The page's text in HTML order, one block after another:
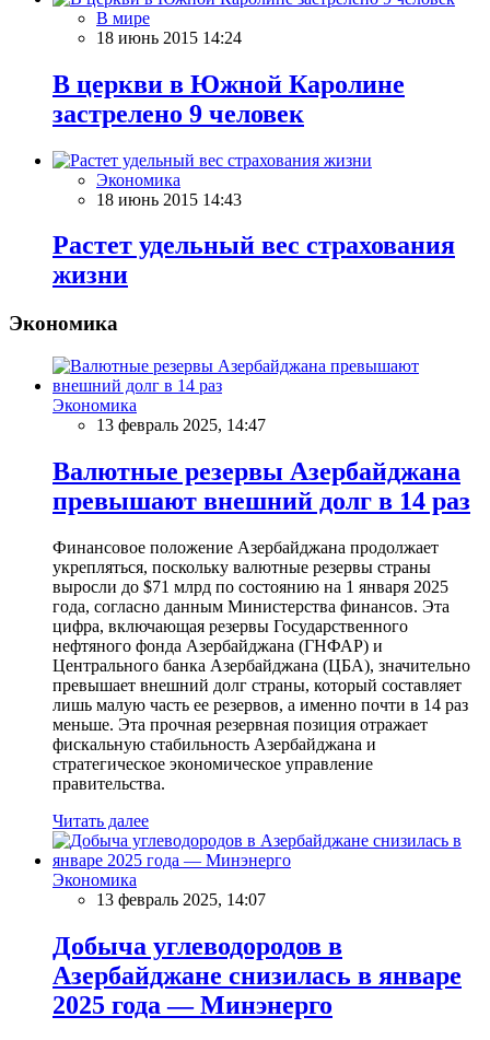
В мире
18 июнь 2015 14:24
В церкви в Южной Каролине
застрелено 9 человек
Экономика
18 июнь 2015 14:43
Растет удельный вес страхования
жизни
Экономика
Экономика
13 февраль 2025, 14:47
Валютные резервы Азербайджана
превышают внешний долг в 14 раз
Финансовое положение Азербайджана продолжает
укрепляться, поскольку валютные резервы страны
выросли до $71 млрд по состоянию на 1 января 2025
года, согласно данным Министерства финансов. Эта
цифра, включающая резервы Государственного
нефтяного фонда Азербайджана (ГНФАР) и
Центрального банка Азербайджана (ЦБА), значительно
превышает внешний долг страны, который составляет
лишь малую часть ее резервов, а именно почти в 14 раз
меньше. Эта прочная резервная позиция отражает
фискальную стабильность Азербайджана и
стратегическое экономическое управление
правительства.
Читать далее
Экономика
13 февраль 2025, 14:07
Добыча углеводородов в
Азербайджане снизилась в январе
2025 года — Минэнерго